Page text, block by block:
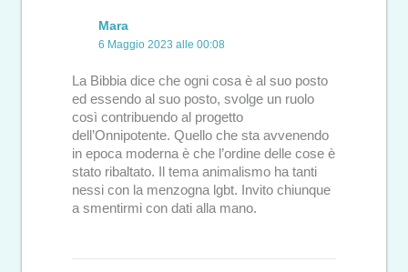
Mara
6 Maggio 2023 alle 00:08
La Bibbia dice che ogni cosa è al suo posto
ed essendo al suo posto, svolge un ruolo
così contribuendo al progetto
dell’Onnipotente. Quello che sta avvenendo
in epoca moderna è che l’ordine delle cose è
stato ribaltato. Il tema animalismo ha tanti
nessi con la menzogna lgbt. Invito chiunque
a smentirmi con dati alla mano.